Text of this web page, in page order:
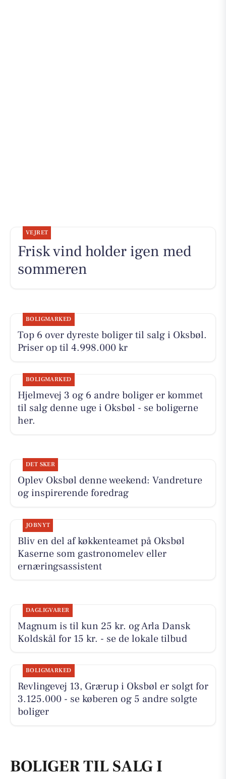
VEJRET
Frisk vind holder igen med
sommeren
BOLIGMARKED
Top 6 over dyreste boliger til salg i Oksbøl.
Priser op til 4.998.000 kr
BOLIGMARKED
Hjelmevej 3 og 6 andre boliger er kommet
til salg denne uge i Oksbøl - se boligerne
her.
DET SKER
Oplev Oksbøl denne weekend: Vandreture
og inspirerende foredrag
JOBNYT
Bliv en del af køkkenteamet på Oksbøl
Kaserne som gastronomelev eller
ernæringsassistent
DAGLIGVARER
Magnum is til kun 25 kr. og Arla Dansk
Koldskål for 15 kr. - se de lokale tilbud
BOLIGMARKED
Revlingevej 13, Grærup i Oksbøl er solgt for
3.125.000 - se køberen og 5 andre solgte
boliger
BOLIGER TIL SALG I